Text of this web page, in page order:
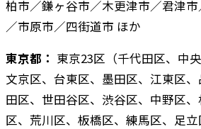
柏市／鎌ヶ谷市／木更津市／君津
／市原市／四街道市 ほか
東京都： 東京23区（千代田区、中
文京区、台東区、墨田区、江東区
田区、世田谷区、渋谷区、中野区
区、荒川区、板橋区、練馬区、足